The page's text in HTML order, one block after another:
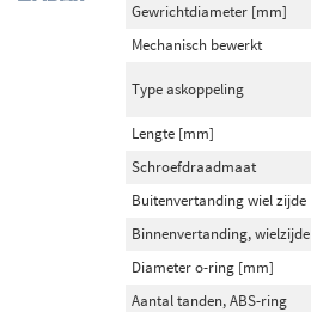
Gewrichtdiameter [mm]
Mechanisch bewerkt
Type askoppeling
Lengte [mm]
Schroefdraadmaat
Buitenvertanding wiel zijde
Binnenvertanding, wielzijde
Diameter o-ring [mm]
Aantal tanden, ABS-ring